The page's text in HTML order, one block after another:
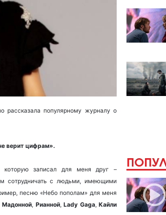
рассказала популярному журналу о
верит цифрам».
которую записал для меня друг –
сотрудничать с людьми, имеющими
песню «Небо пополам» для меня
Мадонной, Рианной,Lady Gaga,Кайли